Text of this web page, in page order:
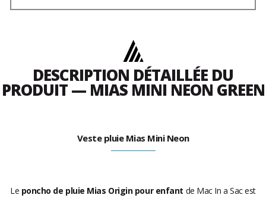
DESCRIPTION DÉTAILLÉE DU
PRODUIT — MIAS MINI NEON GREEN
Veste pluie Mias Mini Neon
Le poncho de pluie Mias Origin pour enfant de Mac In a Sac est